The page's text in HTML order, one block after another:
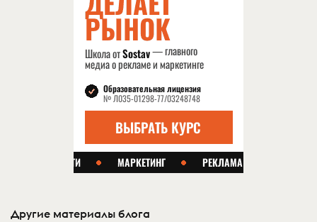
Другие материалы блога